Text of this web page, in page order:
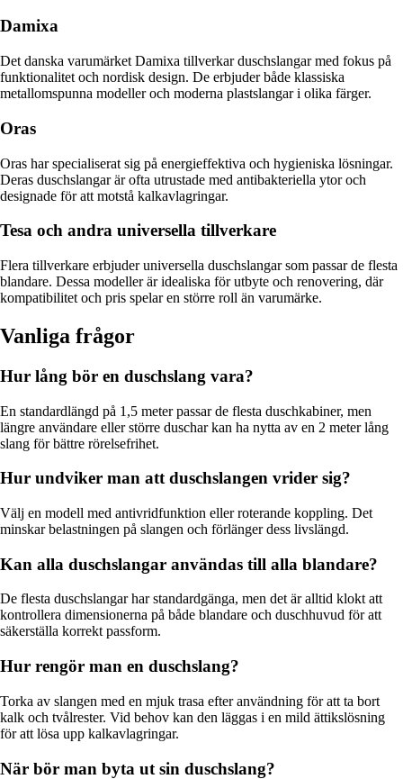
Damixa
Det danska varumärket Damixa tillverkar duschslangar med fokus på
funktionalitet och nordisk design. De erbjuder både klassiska
metallomspunna modeller och moderna plastslangar i olika färger.
Oras
Oras har specialiserat sig på energieffektiva och hygieniska lösningar.
Deras duschslangar är ofta utrustade med antibakteriella ytor och
designade för att motstå kalkavlagringar.
Tesa och andra universella tillverkare
Flera tillverkare erbjuder universella duschslangar som passar de flesta
blandare. Dessa modeller är idealiska för utbyte och renovering, där
kompatibilitet och pris spelar en större roll än varumärke.
Vanliga frågor
Hur lång bör en duschslang vara?
En standardlängd på 1,5 meter passar de flesta duschkabiner, men
längre användare eller större duschar kan ha nytta av en 2 meter lång
slang för bättre rörelsefrihet.
Hur undviker man att duschslangen vrider sig?
Välj en modell med antivridfunktion eller roterande koppling. Det
minskar belastningen på slangen och förlänger dess livslängd.
Kan alla duschslangar användas till alla blandare?
De flesta duschslangar har standardgänga, men det är alltid klokt att
kontrollera dimensionerna på både blandare och duschhuvud för att
säkerställa korrekt passform.
Hur rengör man en duschslang?
Torka av slangen med en mjuk trasa efter användning för att ta bort
kalk och tvålrester. Vid behov kan den läggas i en mild ättikslösning
för att lösa upp kalkavlagringar.
När bör man byta ut sin duschslang?